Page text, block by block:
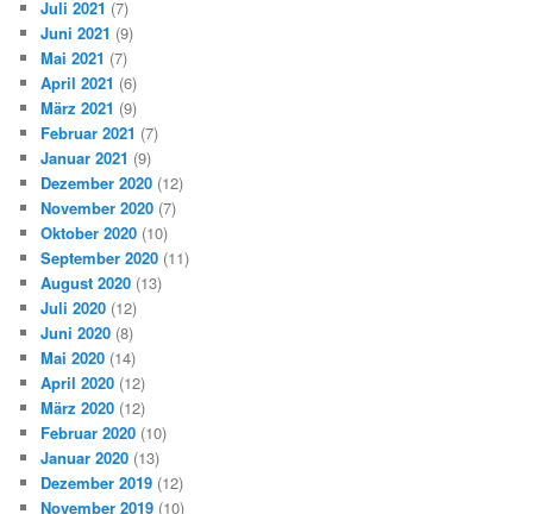
Juli 2021 (7)
Juni 2021 (9)
Mai 2021 (7)
April 2021 (6)
März 2021 (9)
Februar 2021 (7)
Januar 2021 (9)
Dezember 2020 (12)
November 2020 (7)
Oktober 2020 (10)
September 2020 (11)
August 2020 (13)
Juli 2020 (12)
Juni 2020 (8)
Mai 2020 (14)
April 2020 (12)
März 2020 (12)
Februar 2020 (10)
Januar 2020 (13)
Dezember 2019 (12)
November 2019 (10)